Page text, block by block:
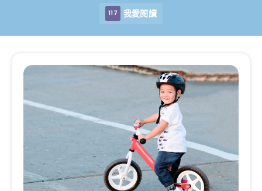
117 我愛閱讀